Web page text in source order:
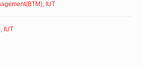
IUT
IUT